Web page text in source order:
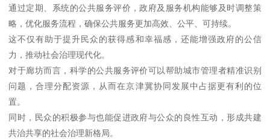
通过定期、系统的公共服务评价，政府及服务机构能够及时调整策
略，优化服务流程，确保公共服务更加高效、公平、可持续。
这不仅有助于提升民众的获得感和幸福感，还能增强政府的公信
力，推动社会治理现代化。
对于廊坊而言，科学的公共服务评价可以帮助城市管理者精准识别
问题，合理分配资源，从而在京津冀协同发展中占据更有利的位
置。
同时，民众的积极参与也能促进政府与公众的良性互动，形成共建
共治共享的社会治理新格局。